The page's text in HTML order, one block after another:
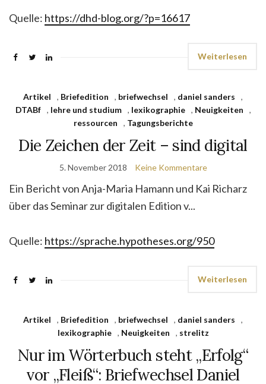
Quelle: https://dhd-blog.org/?p=16617
Weiterlesen
Artikel , Briefedition , briefwechsel , daniel sanders
,
DTABf
, lehre und studium , lexikographie , Neuigkeiten
,
ressourcen
, Tagungsberichte
Die Zeichen der Zeit – sind digital
5. November 2018 Keine Kommentare
Ein Bericht von Anja-Maria Hamann und Kai Richarz
über das Seminar zur digitalen Edition v...
Quelle: https://sprache.hypotheses.org/950
Weiterlesen
Artikel , Briefedition , briefwechsel , daniel sanders
,
lexikographie
, Neuigkeiten , strelitz
Nur im Wörterbuch steht „Erfolg“
vor „Fleiß“: Briefwechsel Daniel